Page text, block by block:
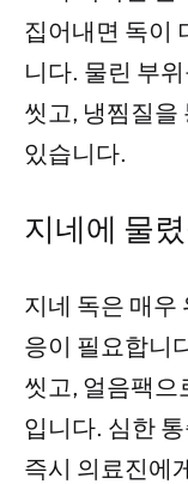
집어내면 독이
니다. 물린 부
씻고, 냉찜질을
있습니다.
지네에 물
지네 독은 매우
응이 필요합니
씻고, 얼음팩으
입니다. 심한
즉시 의료진에